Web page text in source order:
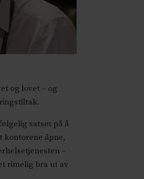
og lovet – og
satset på å
kontorene åpne,
–
rimelig bra ut av